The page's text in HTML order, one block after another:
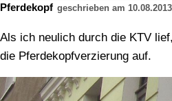
Pferdekopf geschrieben am 10.08.2013
Als ich neulich durch die KTV
die Pferdekopfverzierung auf.